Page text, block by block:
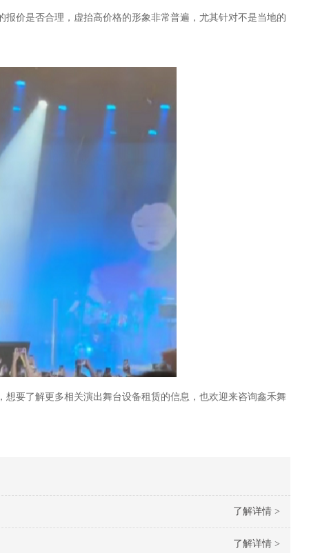
价是否合理，虚抬高价格的形象非常普遍，尤其针对不是当地的
要了解更多相关演出舞台设备租赁的信息，也欢迎来咨询鑫禾舞
了解详情 >
了解详情 >